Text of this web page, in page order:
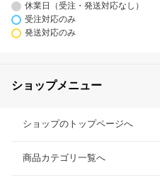
休業日（受注・発送対応なし）
受注対応のみ
発送対応のみ
ショップメニュー
ショップのトップページへ
商品カテゴリ一覧へ